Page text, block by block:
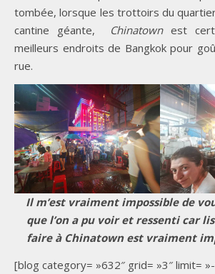
tombée, lorsque les trottoirs du
cantine géante, Chinatownest
meilleurs endroits de Bangkok pour
rue.
Il m’est vraiment impossible de
que l’on a pu voir et ressenti car
faire à Chinatown est vraiment
[blog category= »632″ grid= »3″ limit=